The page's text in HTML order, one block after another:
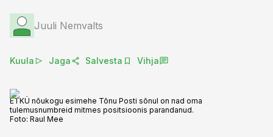
Juuli Nemvalts
Kuula Jaga Salvesta Vihja
ETKÜ nõukogu esimehe Tõnu Posti sõnul on nad oma
tulemusnumbreid mitmes positsioonis parandanud.
Foto: Raul Mee